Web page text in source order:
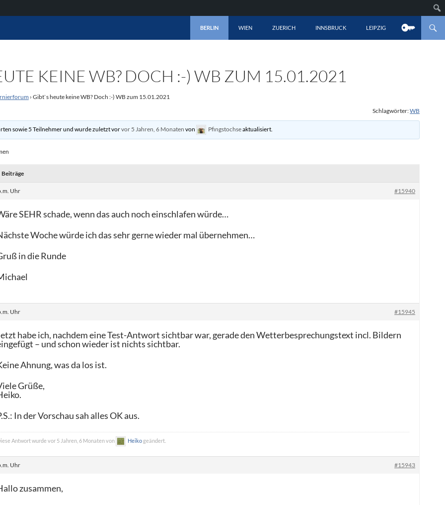
BERLIN
WIEN ZUERICH INNSBRUCK LEIPZIG
KEINE WB? DOCH :-) WB ZUM 15.01.2021
› Gibt`s heute keine WB? Doch :-) WB zum 15.01.2021
Schlagwörter:WB
sowie 5 Teilnehmer und wurde zuletzt vorvor 5 Jahren, 6 Monaten von Pfingstochseaktualisiert.
Beiträge
Uhr #15940
SEHR schade, wenn das auch noch einschlafen würde…
Woche würde ich das sehr gerne wieder mal übernehmen…
in die Runde
Uhr #15945
habe ich, nachdem eine Test-Antwort sichtbar war, gerade den Wetterbesprechungstext incl. Bildern
– und schon wieder ist nichts sichtbar.
Ahnung, was da los ist.
Grüße,
In der Vorschau sah alles OK aus.
Antwort wurde vor 5 Jahren, 6 Monaten von Heikogeändert.
Uhr #15943
zusammen,